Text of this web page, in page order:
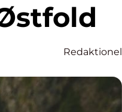
Redaktionel